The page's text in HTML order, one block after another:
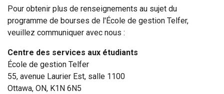
Pour obtenir plus de renseignements au sujet du
programme de bourses de l'École de gestion Telfer,
veuillez communiquer avec nous :
Centre des services aux étudiants
École de gestion Telfer
55, avenue Laurier Est, salle 1100
Ottawa, ON, K1N 6N5